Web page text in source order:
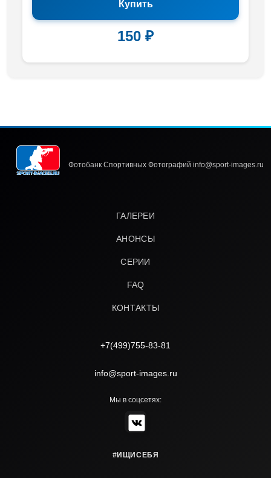
Купить
150 ₽
Фотобанк Спортивных Фотографий info@sport-images.ru
ГАЛЕРЕИ
АНОНСЫ
СЕРИИ
FAQ
КОНТАКТЫ
+7(499)755-83-81
info@sport-images.ru
Мы в соцсетях:
#ИЩИСЕБЯ